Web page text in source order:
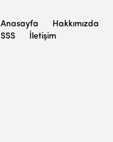
Anasayfa Hakkımızda
SSS
İletişim